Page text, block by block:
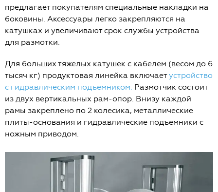
предлагает покупателям специальные накладки на
боковины. Аксессуары легко закрепляются на
катушках и увеличивают срок службы устройства
для размотки.
Для больших тяжелых катушек с кабелем (весом до 6
тысяч кг) продуктовая линейка включаетустройство
с гидравлическим подъемником. Размотчик состоит
из двух вертикальных рам-опор. Внизу каждой
рамы закреплено по 2 колесика, металлические
плиты-основания и гидравлические подъемники с
ножным приводом.